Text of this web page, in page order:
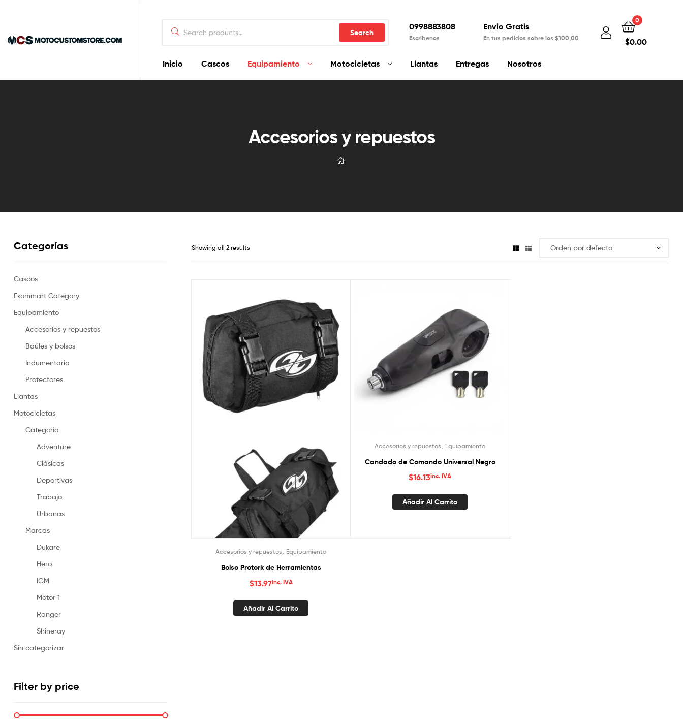
Search
0998883808
Escribenos
Envio Gratis
En tus pedidos sobre los $100,00
0
$0.00
Inicio Cascos Equipamiento Motocicletas Llantas Entregas Nosotros
Accesorios y repuestos
Showing all 2 results
Accesorios y repuestos Equipamiento
Bolso Protork de Herramientas
$13.97inc. IVA
Añadir Al Carrito
Accesorios y repuestos Equipamiento
Candado de Comando Universal Negro
$16.13inc. IVA
Añadir Al Carrito
Categorías
Cascos
Ekommart Category
Equipamiento
Accesorios y repuestos
Baúles y bolsos
Indumentaria
Protectores
Llantas
Motocicletas
Categoría
Adventure
Clásicas
Deportivas
Trabajo
Urbanas
Marcas
Dukare
Hero
IGM
Motor 1
Ranger
Shineray
Sin categorizar
Filter by price